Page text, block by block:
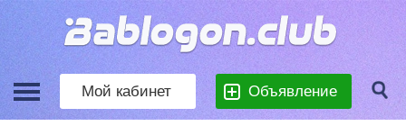
Мой кабинет Объявление